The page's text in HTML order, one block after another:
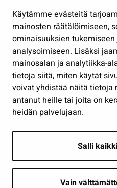
Käytämme evästeitä
mainosten räätälöimiseen,
ominaisuuksien
analysoimiseen. Lisäksi
mainosalan ja analytiikka-
tietoja siitä, miten käytät
voivat yhdistää näitä
antanut heille tai joita on
heidän palvelujaan.
Salli
Vain
Työ ja yrittäminen
Osallistu ja asioi
Näytä omat evästeasetukseni
Seuraa meitä